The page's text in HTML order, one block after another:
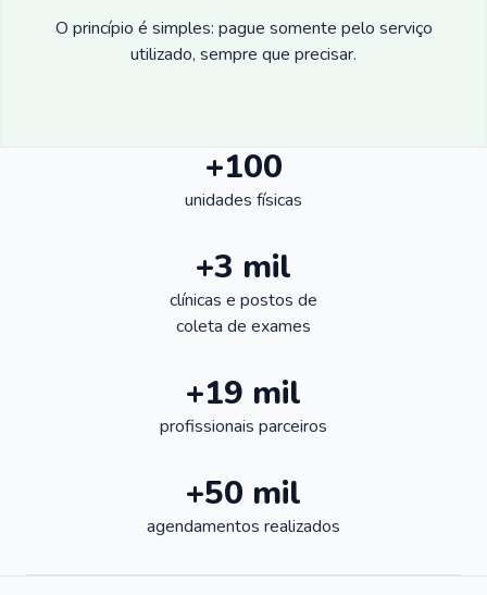
O princípio é simples: pague somente pelo serviço
utilizado, sempre que precisar.
+100
unidades físicas
+3 mil
clínicas e postos de
coleta de exames
+19 mil
profissionais parceiros
+50 mil
agendamentos realizados